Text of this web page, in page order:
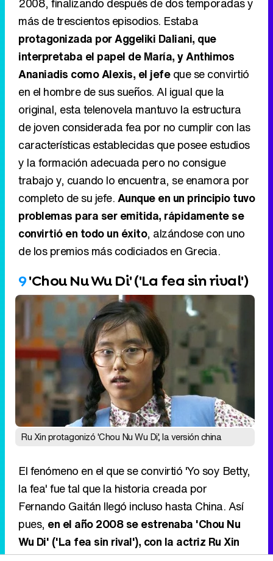
más de trescientos episodios. Estaba
protagonizada por Aggeliki Daliani, que
interpretaba el papel de María, y Anthimos
Ananiadis como Alexis, el jefeque se convirtió
en el hombre de sus sueños. Al igual que la
original, esta telenovela mantuvo la estructura
de joven considerada fea por no cumplir con las
características establecidas que posee estudios
y la formación adecuada pero no consigue
trabajo y, cuando lo encuentra, se enamora por
completo de su jefe.Aunque en un principio tuvo
problemas para ser emitida, rápidamente se
convirtió en todo un éxito, alzándose con uno
de los premios más codiciados en Grecia.
9'Chou Nu Wu Di' ('La fea sin rival')
Ru Xin protagonizó 'Chou Nu Wu Di', la versión china
El fenómeno en el que se convirtió 'Yo soy Betty,
la fea' fue tal que la historia creada por
Fernando Gaitán llegó incluso hasta China. Así
pues, en el año 2008 se estrenaba 'Chou Nu
Wu Di' ('La fea sin rival'), con la actriz Ru Xin